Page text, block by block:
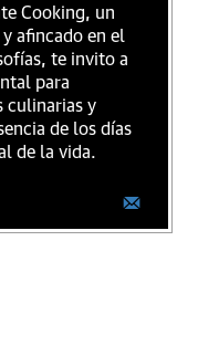
Cooking, un
afincado en el
te invito a
para
culinarias y
de los días
de la vida.